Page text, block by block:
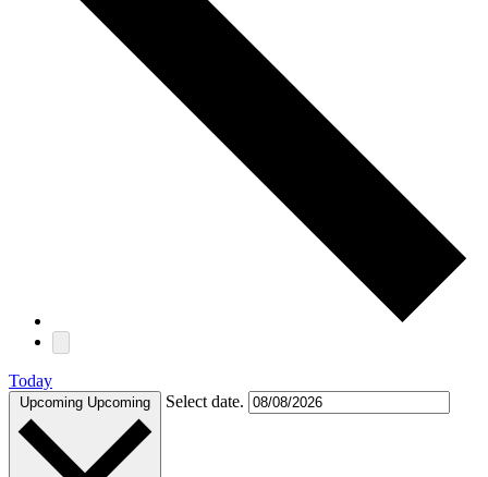
Today
Upcoming Upcoming Select date.